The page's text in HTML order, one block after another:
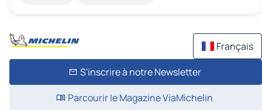
Français
S'inscrire à notre Newsletter
Parcourir le Magazine ViaMichelin